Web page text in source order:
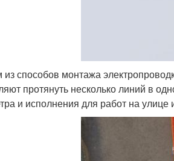
способов монтажа
протянуть несколько линий в
и исполнения для работ на улице